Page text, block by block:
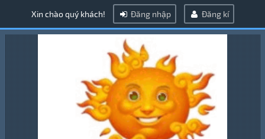
Xin chào quý khách! Đăng nhập Đăng kí